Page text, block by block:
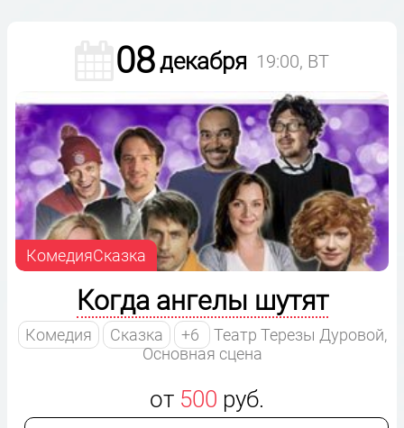
08декабря 19:00, ВТ
КомедияСказка
Когда ангелы шутят
Комедия Сказка +6
Театр Терезы Дуровой,
Основная сцена
от 500 руб.